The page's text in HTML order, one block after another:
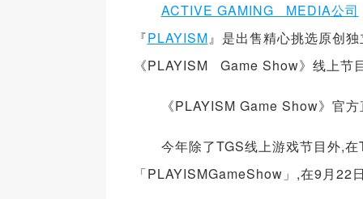
ACTIVE GAMING MEDIA公司
『PLAYISM』是出售精心挑选原创
《PLAYISM Game Show》线上节
《PLAYISM Game Show》官方
今年除了TGS线上游戏节目外,在
「PLAYISMGameShow」,在9月22